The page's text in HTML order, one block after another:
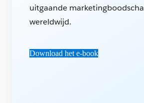
uitgaande
wereldwijd.
Download het e-book